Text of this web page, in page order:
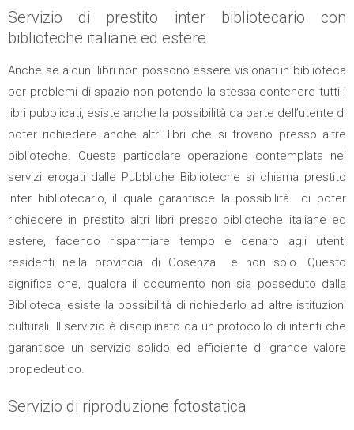
Servizio di prestito inter bibliotecario con
biblioteche italiane ed estere
Anche se alcuni libri non possono essere visionati in biblioteca
per problemi di spazio non potendo la stessa contenere tutti i
libri pubblicati, esiste anche la possibilità da parte dell’utente di
poter richiedere anche altri libri che si trovano presso altre
biblioteche. Questa particolare operazione contemplata nei
servizi erogati dalle Pubbliche Biblioteche si chiama prestito
inter bibliotecario, il quale garantisce la possibilità di poter
richiedere in prestito altri libri presso biblioteche italiane ed
estere, facendo risparmiare tempo e denaro agli utenti
residenti nella provincia di Cosenza e non solo. Questo
significa che, qualora il documento non sia posseduto dalla
Biblioteca, esiste la possibilità di richiederlo ad altre istituzioni
culturali. Il servizio è disciplinato da un protocollo di intenti che
garantisce un servizio solido ed efficiente di grande valore
propedeutico.
Servizio di riproduzione fotostatica